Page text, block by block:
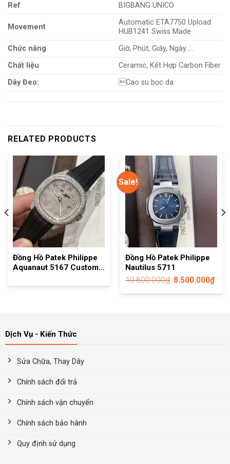
Ref
BIGBANG UNICO
Movement
Automatic ETA7750 Upload
HUB1241 Swiss Made
Chức năng
Giờ, Phút, Giây, Ngày…..
Chất liệu
Ceramic, Kết Hợp Carbon Fiber
Dây Đeo:
Cao su bọc da
RELATED PRODUCTS
Đồng Hồ Patek Philippe
Aquanaut 5167 Custom
Sale!
Đồng Hồ Patek Philippe
Nautilus 5711
10.800.000₫ 8.500.000₫
Dịch Vụ - Kiến Thức
Sửa Chữa, Thay Dây
Chính sách đổi trả
Chính sách vận chuyển
Chính sách bảo hành
Quy định sử dụng